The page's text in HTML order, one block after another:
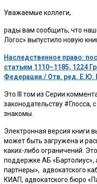
Уважаемые коллеги,
рады вам сообщить, что
Логос» выпустило новую
Наследственное право:
статьям 1110–1185, 1224
Федерации./ Отв. ред.
Это III том из Cерии
законодательству #Глосса,
знакомы.
Электронная версия книги
может быть загружена и
каких-либо ограничений.
поддержке АБ «Бартолиус»,
партнеры», адвокатского
КИАП, адвокатского бюро